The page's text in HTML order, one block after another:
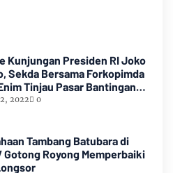
Kunjungan Presiden RI Joko
Sekda Bersama Forkopimda
Tinjau Pasar Bantingan
Enim
2022 0
Tambang Batubara di
Gotong Royong Memperbaiki